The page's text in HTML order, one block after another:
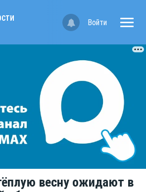
Войти
весну ожидают в